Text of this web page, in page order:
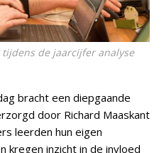
de jaarcijfer analyse
bracht een diepgaande
door Richard Maaskant
leerden hun eigen
kregen inzicht in de invloed